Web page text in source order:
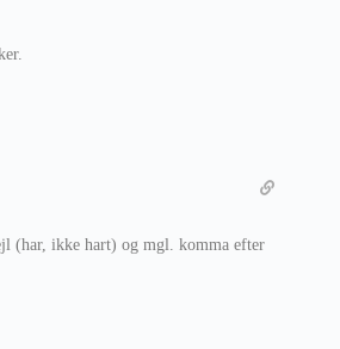
(har, ikke hart) og mgl. komma efter